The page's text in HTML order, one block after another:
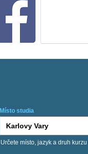
Místo studia
Určete místo, jazyk a druh